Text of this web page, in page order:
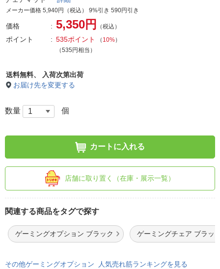
メーカー価格 5,940円（税込） 9%引き 590円引き
価格 5,350円 （税込）
ポイント 535ポイント （ 10%）
（535円相当）
送料無料、
入荷次第出荷
お届け先を変更する
数量 個
カートに入れる
店舗に取り置く（在庫・展示一覧）
関連する商品をタグで探す
ゲーミングオプション ブラック ゲーミングチェア ブラッ
その他ゲーミングオプション 人気売れ筋ランキングを見る